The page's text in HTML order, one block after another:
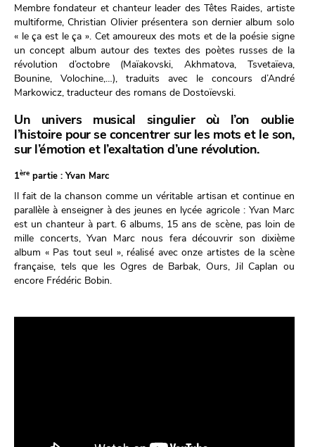
Membre fondateur et chanteur leader des Têtes Raides, artiste
multiforme, Christian Olivier présentera son dernier album solo
« le ça est le ça ». Cet amoureux des mots et de la poésie signe
un concept album autour des textes des poètes russes de la
révolution d’octobre (Maïakovski, Akhmatova, Tsvetaïeva,
Bounine, Volochine,…), traduits avec le concours d’André
Markowicz, traducteur des romans de Dostoïevski.
Un univers musical singulier où l’on oublie
l’histoire pour se concentrer sur les mots et le son,
sur l’émotion et l’exaltation d’une révolution.
1ère partie : Yvan Marc
Il fait de la chanson comme un véritable artisan et continue en
parallèle à enseigner à des jeunes en lycée agricole : Yvan Marc
est un chanteur à part. 6 albums, 15 ans de scène, pas loin de
mille concerts, Yvan Marc nous fera découvrir son dixième
album « Pas tout seul », réalisé avec onze artistes de la scène
française, tels que les Ogres de Barbak, Ours, Jil Caplan ou
encore Frédéric Bobin.